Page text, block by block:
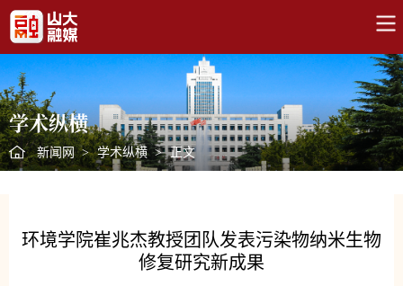
学术纵横
新闻网 > 学术纵横 > 正文
环境学院崔兆杰教授团队发表污染物纳米生物
修复研究新成果